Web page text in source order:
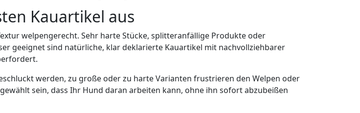
Kauartikel aus
welpengerecht. Sehr harte Stücke, splitteranfällige Produkte oder
geeignet sind natürliche, klar deklarierte Kauartikel mit nachvollziehbarer
werden, zu große oder zu harte Varianten frustrieren den Welpen oder
sein, dass Ihr Hund daran arbeiten kann, ohne ihn sofort abzubeißen